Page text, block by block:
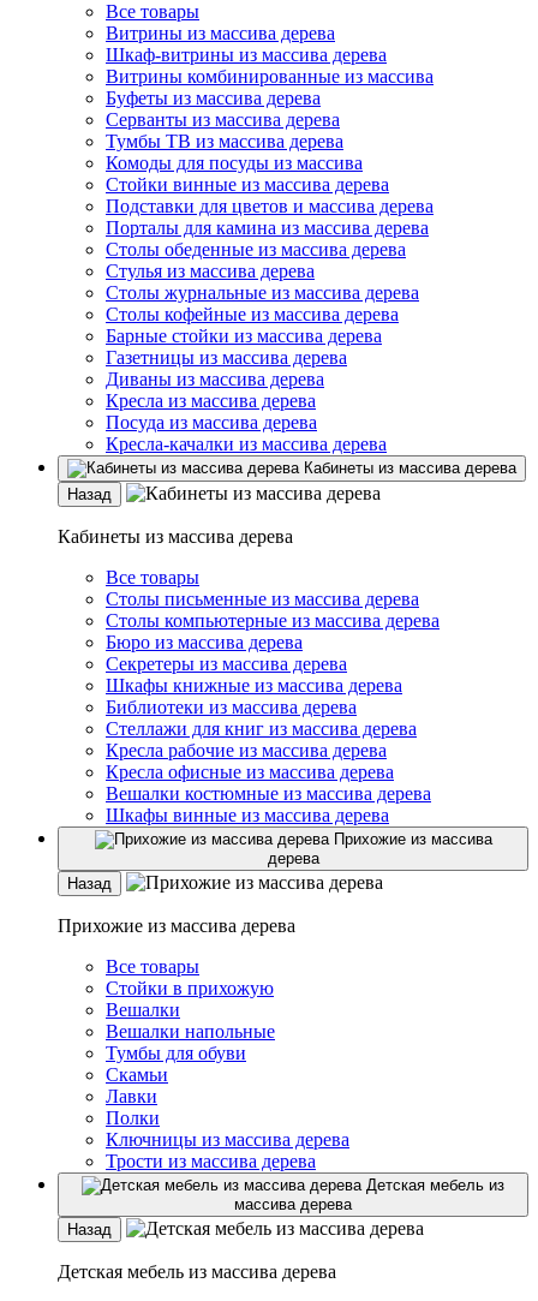
Все товары
Витрины из массива дерева
Шкаф-витрины из массива дерева
Витрины комбинированные из массива
Буфеты из массива дерева
Серванты из массива дерева
Тумбы ТВ из массива дерева
Комоды для посуды из массива
Стойки винные из массива дерева
Подставки для цветов и массива дерева
Порталы для камина из массива дерева
Столы обеденные из массива дерева
Стулья из массива дерева
Столы журнальные из массива дерева
Столы кофейные из массива дерева
Барные стойки из массива дерева
Газетницы из массива дерева
Диваны из массива дерева
Кресла из массива дерева
Посуда из массива дерева
Кресла-качалки из массива дерева
Кабинеты из массива дерева
Назад
Кабинеты из массива дерева
Все товары
Столы письменные из массива дерева
Столы компьютерные из массива дерева
Бюро из массива дерева
Секретеры из массива дерева
Шкафы книжные из массива дерева
Библиотеки из массива дерева
Стеллажи для книг из массива дерева
Кресла рабочие из массива дерева
Кресла офисные из массива дерева
Вешалки костюмные из массива дерева
Шкафы винные из массива дерева
Прихожие из массива
дерева
Назад
Прихожие из массива дерева
Все товары
Стойки в прихожую
Вешалки
Вешалки напольные
Тумбы для обуви
Скамьи
Лавки
Полки
Ключницы из массива дерева
Трости из массива дерева
Детская мебель из
массива дерева
Назад
Детская мебель из массива дерева